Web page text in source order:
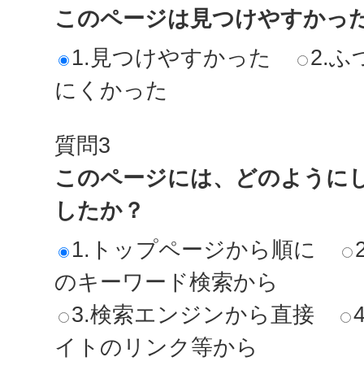
このページは見つけやすかっ
1.見つけやすかった
2.ふ
にくかった
質問3
このページには、どのように
したか？
1.トップページから順に
のキーワード検索から
3.検索エンジンから直接
イトのリンク等から